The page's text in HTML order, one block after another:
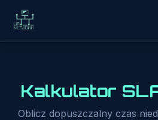
Kalkulator
Oblicz dopuszczalny czas